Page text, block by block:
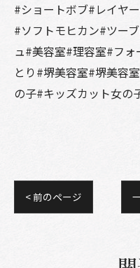
#ショートボブ#レイヤ
#ソフトモヒカン#ツー
ュ#美容室#理容室#フ
とり#堺美容室#堺美容
の子#キッズカット女の
< 前のページ